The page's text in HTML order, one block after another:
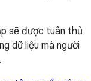
sẽ được tuân thủ
dữ liệu mà người